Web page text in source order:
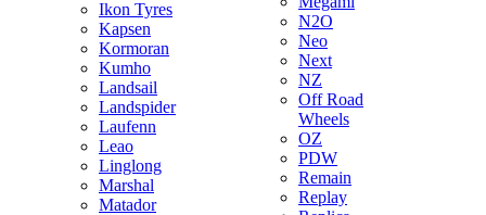
Ikon Tyres
Kapsen
Kormoran
Kumho
Landsail
Landspider
Laufenn
Leao
Linglong
Marshal
Matador
N2O
Neo
Next
NZ
Off Road
Wheels
OZ
PDW
Remain
Replay